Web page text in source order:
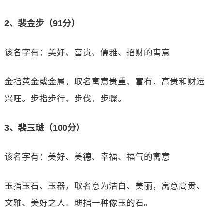
2、裴金步（91分）
该名字有：美好、富贵、儒雅、招财的寓意
金指黄金或金属，取名寓意贵重、富有、高贵和财运
兴旺。步指步行、步伐、步骤。
3、裴玉琎（100分）
该名字有：美好、美德、幸福、福气的寓意
玉指玉石、玉器，取名意为洁白、美丽，寓意高贵、
文雅、美好之人。琎指一种像玉的石。